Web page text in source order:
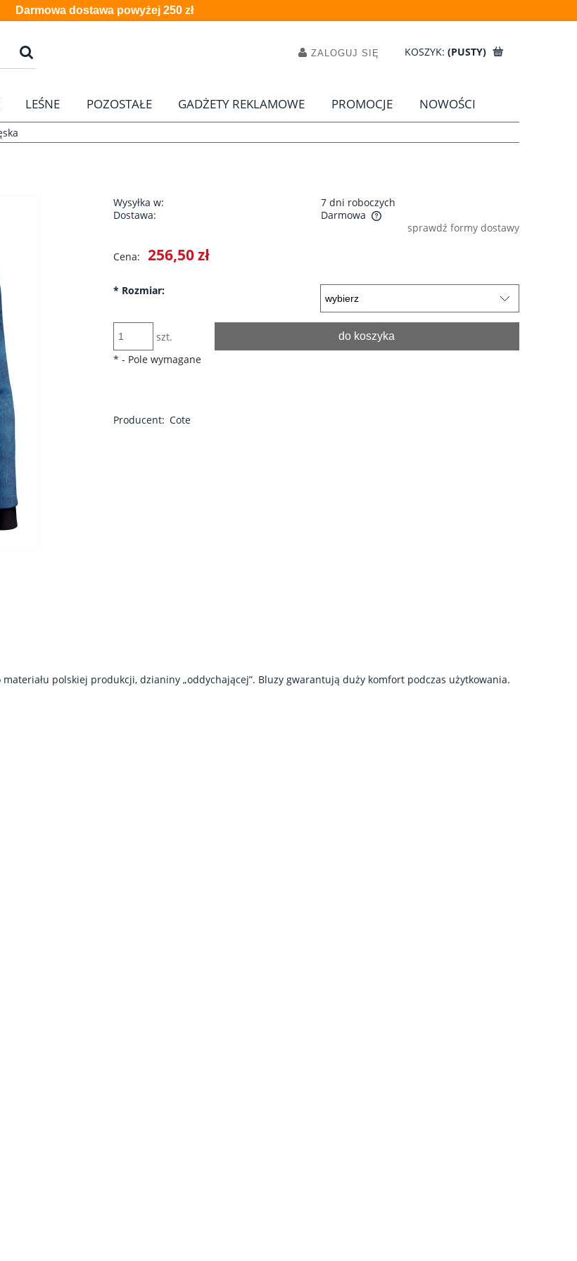
Darmowa dostawa powyżej 250 zł
ZALOGUJ SIĘ KOSZYK: (PUSTY)
LEŚNE POZOSTAŁE GADŻETY REKLAMOWE PROMOCJE
NOWOŚCI
Wysyłka w:
7 dni roboczych
Dostawa:
Darmowa
Cena nie zawiera ewentualnych kosztów
płatności
sprawdź formy dostawy
Cena: 256,50 zł
*Rozmiar:
szt. do koszyka
* - Pole wymagane
Producent: Cote
polskiej produkcji, dzianiny „oddychającej”. Bluzy gwarantują duży komfort podczas użytkowania.